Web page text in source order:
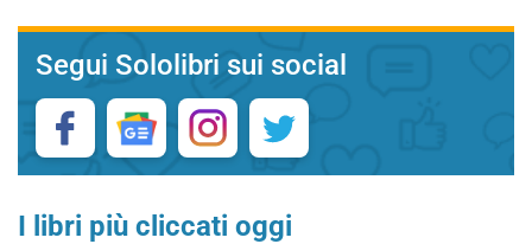
Segui Sololibri sui social
I libri più cliccati oggi